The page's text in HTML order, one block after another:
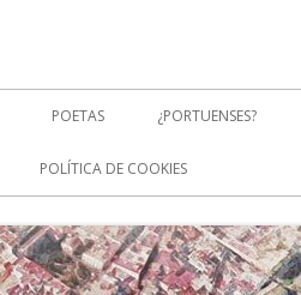
POETAS ¿PORTUENSES?
POLÍTICA DE COOKIES